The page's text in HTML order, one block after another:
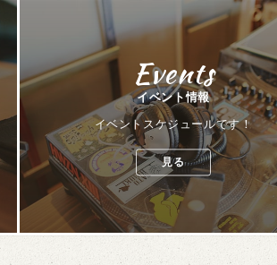
Events
イベント情報
イベントスケジュールです！
見る